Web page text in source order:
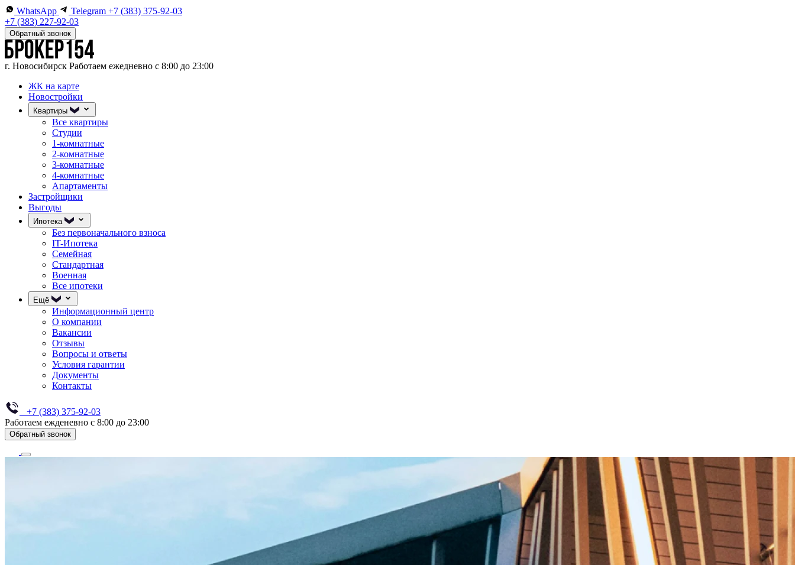
WhatsApp Telegram +7 (383) 375-92-03
+7 (383) 227-92-03
Обратный звонок
г. Новосибирск Работаем ежедневно с 8:00 до 23:00
ЖК на карте
Новостройки
Квартиры
Все квартиры
Студии
1-комнатные
2-комнатные
3-комнатные
4-комнатные
Апартаменты
Застройщики
Выгоды
Ипотека
Без первоначального взноса
IT-Ипотека
Семейная
Стандартная
Военная
Все ипотеки
Ещё
Информационный центр
О компании
Вакансии
Отзывы
Вопросы и ответы
Условия гарантии
Документы
Контакты
+7 (383) 375-92-03
Работаем ежденевно с 8:00 до 23:00
Обратный звонок